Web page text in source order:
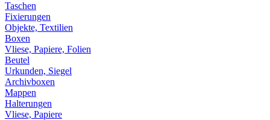
Taschen
Fixierungen
Objekte, Textilien
Boxen
Vliese, Papiere, Folien
Beutel
Urkunden, Siegel
Archivboxen
Mappen
Halterungen
Vliese, Papiere